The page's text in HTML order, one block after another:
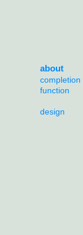
about
function :
design ：